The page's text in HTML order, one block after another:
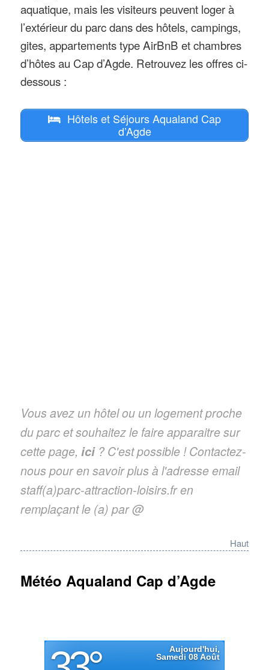
aquatique, mais les visiteurs peuvent loger à
l’extérieur du parc dans des hôtels, campings,
gites, appartements type AirBnB et chambres
d’hôtes au Cap d’Agde. Retrouvez les offres ci-
dessous :
Hôtels et Séjours Aqualand Cap
d’Agde
Vous avez un hôtel ou un logement proche
du parc et souhaitez le faire apparaitre sur
cette page, ici? C'est possible ! Contactez-
nous pour en savoir plus à l'adresse email
staff(a)parc-attraction-loisirs.fr en
remplaçant le (a) par @
Haut
Météo Aqualand Cap d’Agde